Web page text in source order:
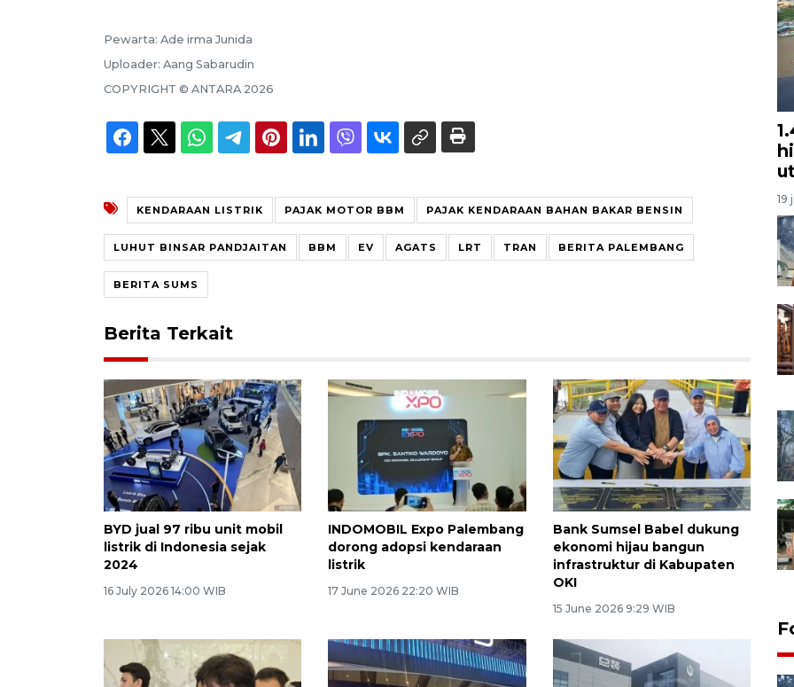
Pewarta: Ade irma Junida
Uploader: Aang Sabarudin
COPYRIGHT © ANTARA 2026
KENDARAAN LISTRIK PAJAK MOTOR BBM PAJAK KENDARAAN BAHAN BAKAR BENSIN
LUHUT BINSAR PANDJAITAN BBM EV AGATS LRT TRAN BERITA PALEMBANG
BERITA SUMS
Berita Terkait
BYD jual 97 ribu unit mobil
listrik di Indonesia sejak
2024
16 July 2026 14:00 WIB
INDOMOBIL Expo Palembang
dorong adopsi kendaraan
listrik
17 June 2026 22:20 WIB
Bank Sumsel Babel dukung
ekonomi hijau bangun
infrastruktur di Kabupaten
OKI
15 June 2026 9:29 WIB
19